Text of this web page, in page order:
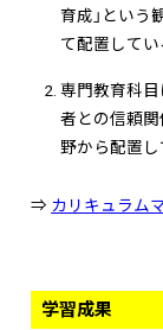
育成」という
て配置してい
専門教育科目
者との信頼関
野から配置し
⇒ カリキュラム
学習成果